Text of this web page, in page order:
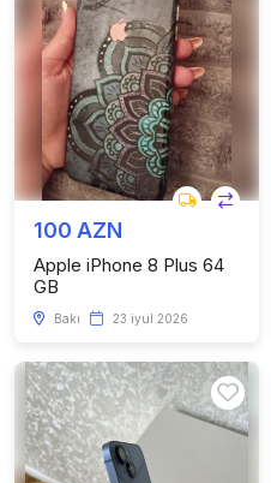
100 AZN
Apple iPhone 8 Plus 64
GB
Bakı 23 iyul 2026